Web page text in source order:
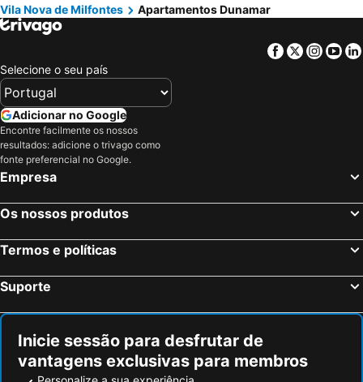
Vila Nova de Milfontes
Apartamentos Dunamar
Facebook
Twitter
Selecione o seu país
Adicionar no Google
Encontre facilmente os nossos
resultados: adicione o trivago como
fonte preferencial no Google.
Empresa
Os nossos produtos
Termos e políticas
Suporte
Inicie sessão para desfrutar de
vantagens exclusivas para membros